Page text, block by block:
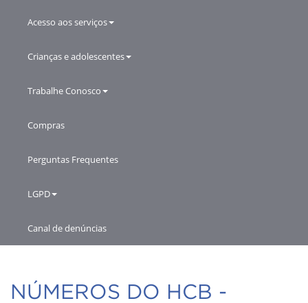
Acesso aos serviços
Crianças e adolescentes
Trabalhe Conosco
Compras
Perguntas Frequentes
LGPD
Canal de denúncias
NÚMEROS DO HCB -